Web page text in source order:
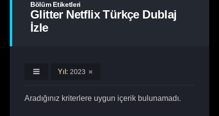
Bölüm Etiketleri
Glitter Netflix Türkçe Dublaj
İzle
Yıl: 2023
Aradığınız kriterlere uygun içerik bulunamadı.